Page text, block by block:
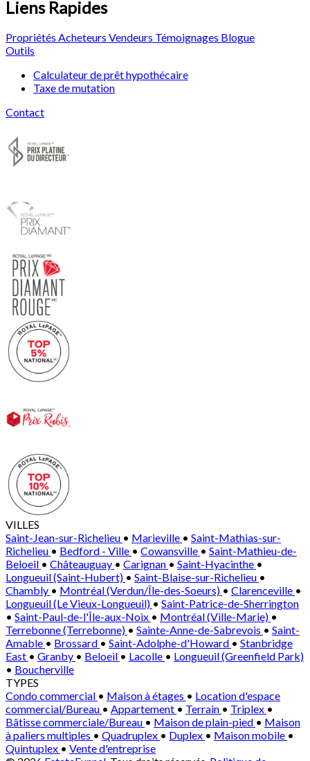
Liens Rapides
Propriétés Acheteurs Vendeurs Témoignages Blogue
Outils
Calculateur de prêt hypothécaire
Taxe de mutation
Contact
VILLES
Saint-Jean-sur-Richelieu • Marieville • Saint-Mathias-sur-
Richelieu • Bedford - Ville • Cowansville • Saint-Mathieu-de-
Beloeil • Châteauguay • Carignan • Saint-Hyacinthe •
Longueuil (Saint-Hubert) • Saint-Blaise-sur-Richelieu •
Chambly • Montréal (Verdun/Île-des-Soeurs) • Clarenceville •
Longueuil (Le Vieux-Longueuil) • Saint-Patrice-de-Sherrington
• Saint-Paul-de-l'Île-aux-Noix • Montréal (Ville-Marie) •
Terrebonne (Terrebonne) • Sainte-Anne-de-Sabrevois • Saint-
Amable • Brossard • Saint-Adolphe-d'Howard • Stanbridge
East • Granby • Beloeil • Lacolle • Longueuil (Greenfield Park)
• Boucherville
TYPES
Condo commercial • Maison à étages • Location d'espace
commercial/Bureau • Appartement • Terrain • Triplex •
Bâtisse commerciale/Bureau • Maison de plain-pied • Maison
à paliers multiples • Quadruplex • Duplex • Maison mobile •
Quintuplex • Vente d'entreprise